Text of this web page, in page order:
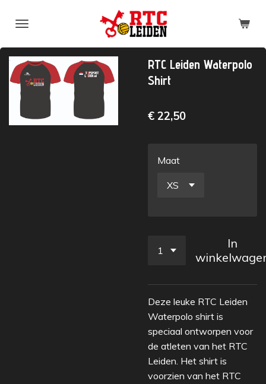
direct
de
hoofdinhoud
RTC Leiden Waterpolo
Shirt
€ 22,50
Maat
In
Deze leuke RTC Leiden
Waterpolo shirt is
speciaal ontworpen voor
de atleten van het RTC
Leiden. Het shirt is
voorzien van het RTC